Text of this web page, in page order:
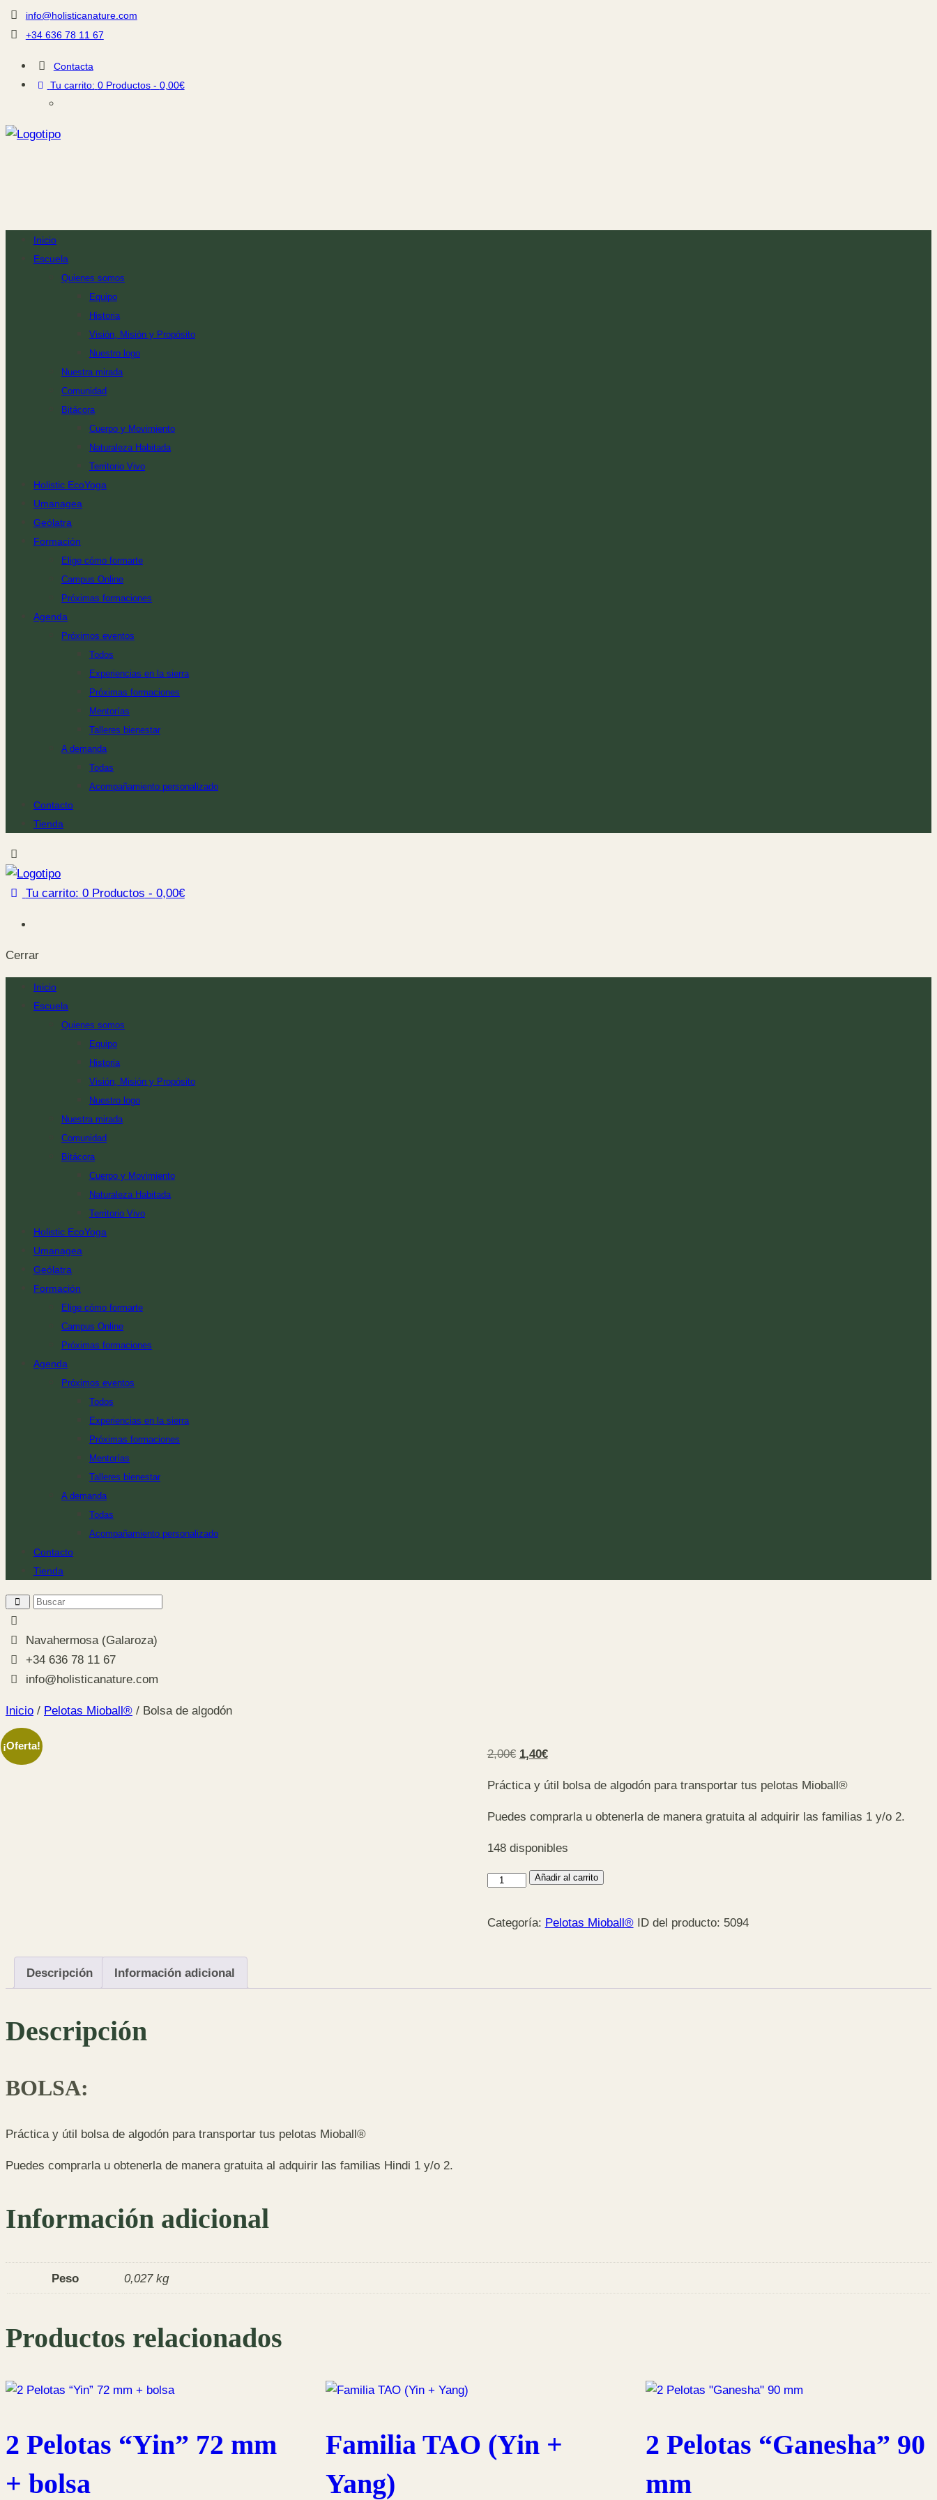
info@holisticanature.com
+34 636 78 11 67
Contacta
Tu carrito: 0 Productos- 0,00€
Inicio
Escuela
Quienes somos
Equipo
Historia
Visión, Misión y Propósito
Nuestro logo
Nuestra mirada
Comunidad
Bitácora
Cuerpo y Movimiento
Naturaleza Habitada
Territorio Vivo
Holistic EcoYoga
Umanagea
Geólatra
Formación
Elige cómo formarte
Campus Online
Próximas formaciones
Agenda
Próximos eventos
Todos
Experiencias en la sierra
Próximas formaciones
Mentorías
Talleres bienestar
A demanda
Todas
Acompañamiento personalizado
Contacto
Tienda
Tu carrito: 0 Productos - 0,00€
Cerrar
Inicio
Escuela
Quienes somos
Equipo
Historia
Visión, Misión y Propósito
Nuestro logo
Nuestra mirada
Comunidad
Bitácora
Cuerpo y Movimiento
Naturaleza Habitada
Territorio Vivo
Holistic EcoYoga
Umanagea
Geólatra
Formación
Elige cómo formarte
Campus Online
Próximas formaciones
Agenda
Próximos eventos
Todos
Experiencias en la sierra
Próximas formaciones
Mentorías
Talleres bienestar
A demanda
Todas
Acompañamiento personalizado
Contacto
Tienda
Navahermosa (Galaroza)
+34 636 78 11 67
info@holisticanature.com
Inicio / Pelotas Mioball® / Bolsa de algodón
¡Oferta!
2,00€ El
original
era:
1,40€El
actual
es:
Práctica y útil bolsa de algodón para transportar tus pelotas Mioball®
Puedes comprarla u obtenerla de manera gratuita al adquirir las familias 1 y/o 2.
148 disponibles
Bolsa
algodón
Añadir al carrito
Categoría: Pelotas Mioball® ID del producto: 5094
Descripción Información adicional
Descripción
BOLSA:
Práctica y útil bolsa de algodón para transportar tus pelotas Mioball®
Puedes comprarla u obtenerla de manera gratuita al adquirir las familias Hindi 1 y/o 2.
Información adicional
Peso 0,027 kg
Productos relacionados
2 Pelotas “Yin” 72 mm
+ bolsa
Familia TAO (Yin +
Yang)
2 Pelotas “Ganesha” 90
mm